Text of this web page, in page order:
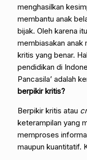
menghasilkan
membantu anak
bijak. Oleh karena
membiasakan
kritis yang benar.
pendidikan di
Pancasila’ adalah
berpikir kritis?
Berpikir kritis atau
keterampilan yang
memproses
maupun kuantitatif.